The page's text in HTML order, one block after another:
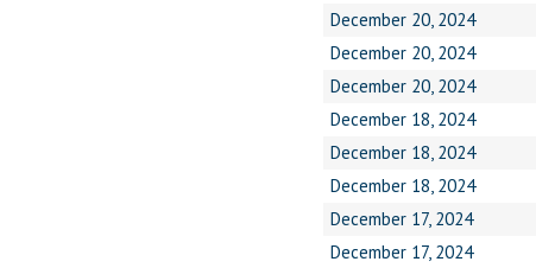
December 20, 2024
December 20, 2024
December 20, 2024
December 18, 2024
December 18, 2024
December 18, 2024
December 17, 2024
December 17, 2024